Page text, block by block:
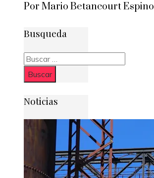
Por Mario Betancourt Espino
Busqueda
Buscar:
Noticias